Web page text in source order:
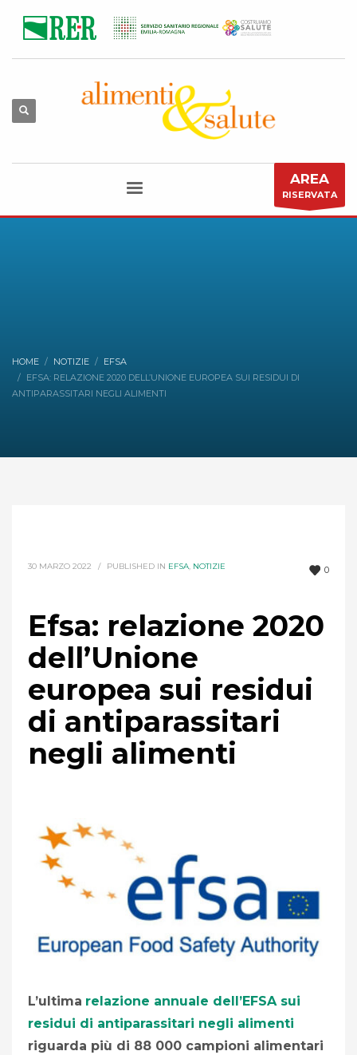
AREA
RISERVATA
HOME NOTIZIE
EFSA
EFSA: RELAZIONE 2020 DELL’UNIONE EUROPEA SUI RESIDUI DI
ANTIPARASSITARI NEGLI ALIMENTI
0
30 MARZO 2022 / PUBLISHED IN EFSA, NOTIZIE
Efsa: relazione 2020
dell’Unione
europea sui residui
di antiparassitari
negli alimenti
L’ultima relazione annuale dell’EFSA sui
residui di antiparassitari negli alimenti
riguarda più di 88 000 campioni alimentari